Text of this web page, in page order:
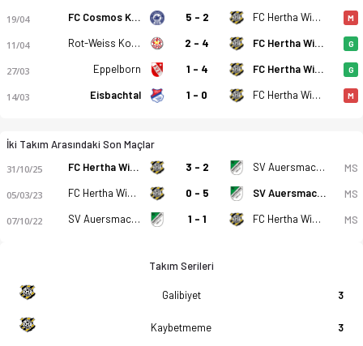
19/04 FC Cosmos Koblenz 5 - 2 FC Hertha Wiesbach M
11/04 Rot-Weiss Koblenz 2 - 4 FC Hertha Wiesbach G
27/03 Eppelborn 1 - 4 FC Hertha Wiesbach G
14/03 Eisbachtal 1 - 0 FC Hertha Wiesbach M
İki Takım Arasındaki Son Maçlar
31/10/25 FC Hertha Wiesbach 3 - 2 SV Auersmacher MS
05/03/23 FC Hertha Wiesbach 0 - 5 SV Auersmacher MS
07/10/22 SV Auersmacher 1 - 1 FC Hertha Wiesbach MS
Takım Serileri
Galibiyet 3
Kaybetmeme 3